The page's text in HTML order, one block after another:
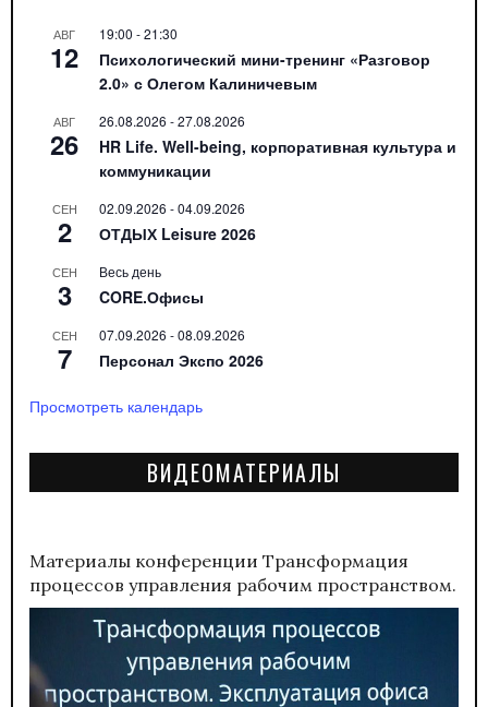
АВГ
12
19:00 -21:30
Психологический мини-тренинг «Разговор
2.0» с Олегом Калиничевым
АВГ
26
26.08.2026 -27.08.2026
HR Life. Well-being, корпоративная культура и
коммуникации
СЕН
2
02.09.2026 -04.09.2026
ОТДЫХ Leisure 2026
СЕН
3
Весь день
CORE.Офисы
СЕН
7
07.09.2026 -08.09.2026
Персонал Экспо 2026
Просмотреть календарь
ВИДЕОМАТЕРИАЛЫ
Материалы конференции Трансформация
процессов управления рабочим пространством.